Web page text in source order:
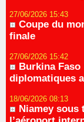
27/06/2026 15:43
Coupe du
finale
27/06/2026 15:42
Burkina
diplomatiques
18/06/2026 08:13
Niamey sous